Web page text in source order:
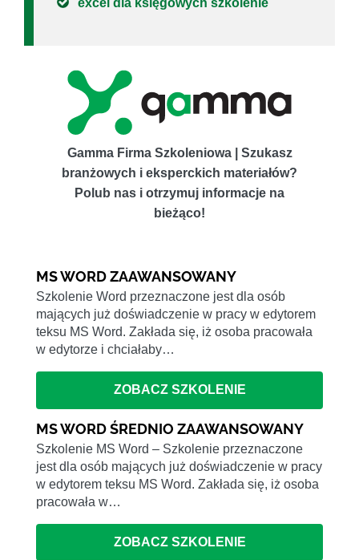
excel dla księgowych szkolenie
Gamma Firma Szkoleniowa | Szukasz
branżowych i eksperckich materiałów?
Polub nas i otrzymuj informacje na
bieżąco!
MS WORD ZAAWANSOWANY
Szkolenie Word przeznaczone jest dla osób
mających już doświadczenie w pracy w edytorem
teksu MS Word. Zakłada się, iż osoba pracowała
w edytorze i chciałaby…
ZOBACZ SZKOLENIE
MS WORD ŚREDNIO ZAAWANSOWANY
Szkolenie MS Word – Szkolenie przeznaczone
jest dla osób mających już doświadczenie w pracy
w edytorem teksu MS Word. Zakłada się, iż osoba
pracowała w…
ZOBACZ SZKOLENIE